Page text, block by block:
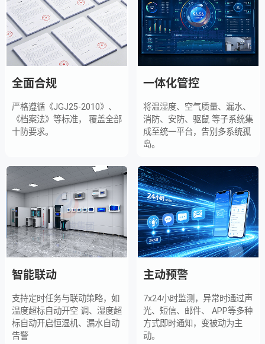
全面合规
严格遵循《JGJ25-2010》、
《档案法》等标准， 覆盖全部
十防要求。
一体化管控
将温湿度、空气质量、漏水、
消防、安防、驱鼠 等子系统集
成至统一平台，告别多系统孤
岛。
智能联动
支持定时任务与联动策略，如
温度超标自动开空 调、湿度超
标自动开启恒湿机、漏水自动
告警
主动预警
7x24小时监测，异常时通过声
光、短信、邮件、 APP等多种
方式即时通知，变被动为主
动。